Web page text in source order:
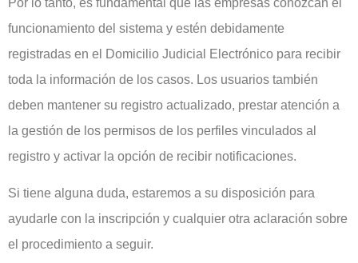
funcionamiento del sistema y estén debidamente
registradas en el Domicilio Judicial Electrónico para recibir
toda la información de los casos. Los usuarios también
deben mantener su registro actualizado, prestar atención a
la gestión de los permisos de los perfiles vinculados al
registro y activar la opción de recibir notificaciones.
Si tiene alguna duda, estaremos a su disposición para
ayudarle con la inscripción y cualquier otra aclaración sobre
el procedimiento a seguir.